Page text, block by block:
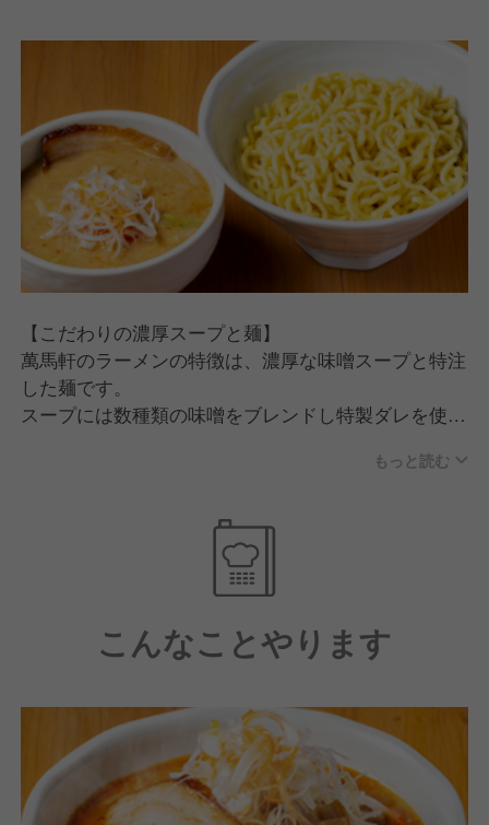
【こだわりの濃厚スープと麺】
萬馬軒のラーメンの特徴は、濃厚な味噌スープと特注
した麺です。
スープには数種類の味噌をブレンドし特製ダレを使用
濃厚でパンチのあるスープと中太のもちもちなストレ
味噌の深い味わいと旨みが広がり、沢山のお客様の愛
されてる一杯となっています。
【充実した福利厚生と明確な評価制度】
年2回の賞与に加え、豊富な研修制度や住宅・家族手
当等、働きやすいのが特徴です。
とした目標を持つことで
未経験の方も経験をお持ちの方も、自分なりのキャリ
アアップが可能な環境をご用意しています！
もっと読む
こんなことやります